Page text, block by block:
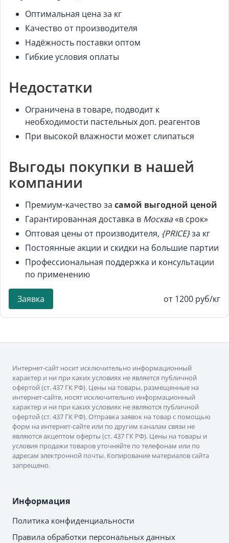
Оптимальная цена за кг
Качество от производителя
Надёжность поставки оптом
Гибкие условия оплаты
Недостатки
Ограничена в товаре, подводит к
необходимости пастельных доп. реагентов
При высокой влажности может слипаться
Выгоды покупки в нашей
компании
Премиум‑качество за самой выгодной ценой
Гарантированная доставка в Москва«в срок»
Оптовая цены от производителя, {PRICE}за кг
Постоянные акции и скидки на большие партии
Профессиональная поддержка и консультации
по применению
Заявка от 1200 руб/кг
Интернет-сайт носит исключительно информационный
характер и ни при каких условиях не является публичной
офертой (ст. 437 ГК РФ). Цены на товары, размещенные на
интернет-сайте, носят исключительно информационный
характер и ни при каких условиях не являются публичной
офертой (ст. 437 ГК РФ). Отправка заявок на товар с помощью
форм на интернет-сайте или по другим каналам связи не
являются акцептом оферты (ст. 437 ГК РФ). Цены на товары и
условия продажи товаров уточняйте по телефонам или по
адресам электронной почты. Копирование материалов сайта
запрещено.
Информация
Политика конфиденциальности
Правила обработки персональных данных